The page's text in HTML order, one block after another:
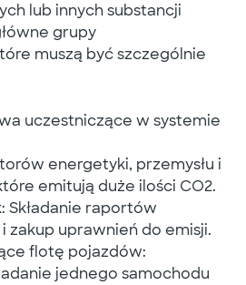
lub innych substancji
grupy
muszą być szczególnie
uczestniczące w systemie
energetyki, przemysłu i
emitują duże ilości CO2.
Składanie raportów
zakup uprawnień do emisji.
flotę pojazdów:
jednego samochodu